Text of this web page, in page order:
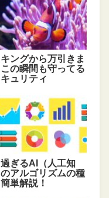
ングから万引きま
の瞬間も守ってる
ュリティ
ぎるAI（人工知
アルゴリズムの種
単解説！